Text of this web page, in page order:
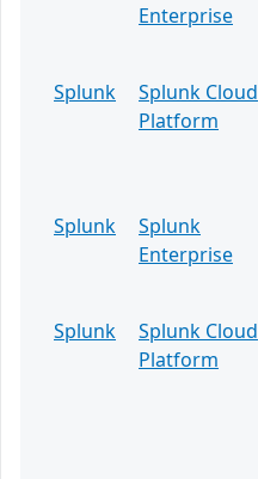
Enterprise
Splunk
Splunk Cloud
Platform
Splunk
Splunk
Enterprise
Splunk
Splunk Cloud
Platform